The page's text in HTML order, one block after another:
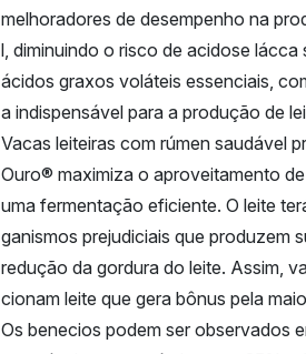
melhoradores de desempenho na
l, diminuindo o risco de acidose
ácidos graxos voláteis essenciais,
a indispensável para a produção de
Vacas leiteiras com rúmen saudável
Ouro® maximiza o aproveitamento
uma fermentação eficiente. O leite
ganismos prejudiciais que produzem
redução da gordura do leite. Assim,
cionam leite que gera bônus pela
Os benecios podem ser observados